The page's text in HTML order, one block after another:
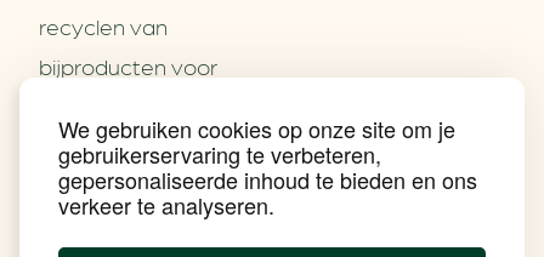
We gebruiken cookies op onze site om je
gebruikerservaring te verbeteren,
gepersonaliseerde inhoud te bieden en ons
verkeer te analyseren.
Partners
Contact
Nieuws
Praktijkverhalen
Events
Nieuwsbrief
recyclen van
bijproducten voor
Energie besparen op
uw PC